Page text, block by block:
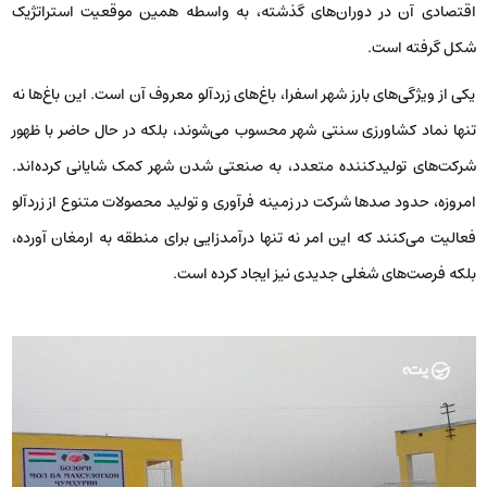
اقتصادی آن در دوران‌های گذشته، به واسطه همین موقعیت استراتژیک
شکل گرفته است.
یکی از ویژگی‌های بارز شهر اسفرا، باغ‌های زردآلو معروف آن است. این باغ‌ها نه
تنها نماد کشاورزی سنتی شهر محسوب می‌شوند، بلکه در حال حاضر با ظهور
شرکت‌های تولیدکننده متعدد، به صنعتی شدن شهر کمک شایانی کرده‌اند.
امروزه، حدود صدها شرکت در زمینه فرآوری و تولید محصولات متنوع از زردآلو
فعالیت می‌کنند که این امر نه تنها درآمدزایی برای منطقه به ارمغان آورده،
بلکه فرصت‌های شغلی جدیدی نیز ایجاد کرده است.